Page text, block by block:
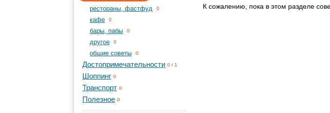
рестораны, фастфуд 0
кафе 0
бары, пабы 0
другое 0
общие советы 0
Достопримечательности 0 / 1
Шоппинг 0
Транспорт 0
Полезное 0
К сожалению, пока в этом разделе